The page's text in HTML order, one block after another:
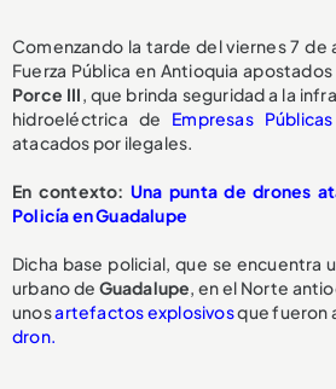
Comenzando la tarde del viernes 7
Fuerza Pública en Antioquia
Porce III, que brinda seguridad a la
hidroeléctrica de Empresas
atacados por ilegales.
En contexto: Una punta de drones
Policía en Guadalupe
Dicha base policial, que se encuentra
urbano de Guadalupe, en el Norte
unosartefactos explosivosque fueron
dron.